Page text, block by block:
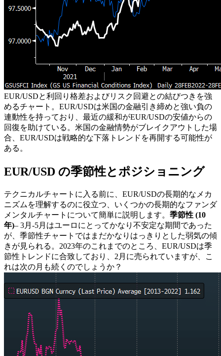
EUR/USDと利回り格差およびリスク回避との結びつきを強
めるチャート。EUR/USDは米国の金融引き締めと強い負の
連動性を持っており、最近の緩和がEUR/USDの安値からの
回復を助けている。米国の金融情勢がブレイクアウトした場
合、EUR/USDは戦略的な下落トレンドを再開する可能性が
ある。
EUR/USD の季節性とポジショニング
テクニカルチャートに入る前に、EUR/USDの長期的なメカ
ニズムを理解するのに役立つ、いくつかの長期的なファンダ
メンタルチャートについて簡単に説明します。 季節性 (10
年)– 3月-5月はユーロにとってかなり不安定な期間であった
が、季節性チャートではまだかなりはっきりとした弱気の傾
きが見られる。2023年のこれまでのところ、EUR/USDは季
節性トレンドに合致しており、2月に売られていますが、こ
れは次の月も続くのでしょうか？